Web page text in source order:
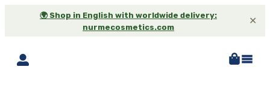
🌍 Shop in English with worldwide delivery:
nurmecosmetics.com
✕